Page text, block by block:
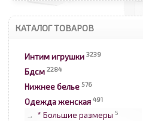
КАТАЛОГ ТОВАРОВ
Интим игрушки 3239
Бдсм 2284
Нижнее белье 576
Одежда женская 491
→ * Большие размеры 5